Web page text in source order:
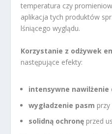
temperatura czy
aplikacja tych produktów
lśniącego wyglądu.
Korzystanie z odżywek
następujące efekty:
intensywne nawilżenie
wygładzenie pasm
solidną ochronę przed